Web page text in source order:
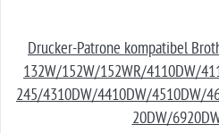
Drucker-Patrone kompatibel
132W/152W/152WR/4110DW/
245/4310DW/4410DW/4510DW/
20DW/